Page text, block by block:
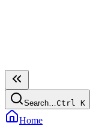
Search…Ctrl K
Home